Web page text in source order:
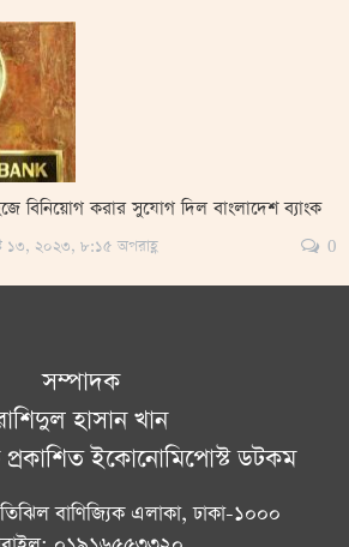
বিনিয়োগ করার সুযোগ দিল বাংলাদেশ ব্যাংক
১৩, ২০২৩, ৮:১৫ অপরাহ্ণ 0
সম্পাদক
হাসান খান
ইকোনোমিপোস্ট ডটকম
বাণিজ্যিক এলাকা, ঢাকা-১০০০